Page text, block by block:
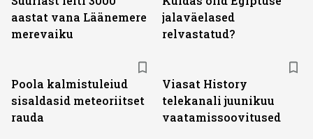
aastat vana Läänemere
merevaiku
jalaväelased
relvastatud?
Poola kalmistuleiud
sisaldasid meteoriitset
rauda
Viasat History
telekanali juunikuu
vaatamissoovitused